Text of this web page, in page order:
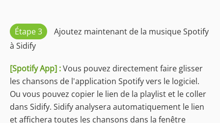
Étape 3
Ajoutez maintenant de la musique Spotify
à Sidify
[Spotify App] :Vous pouvez directement faire glisser
les chansons de l'application Spotify vers le logiciel.
Ou vous pouvez copier le lien de la playlist et le coller
dans Sidify. Sidify analysera automatiquement le lien
et affichera toutes les chansons dans la fenêtre